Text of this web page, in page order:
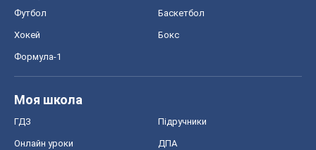
Футбол Баскетбол
Хокей Бокс
Формула-1
Моя школа
ГДЗ Підручники
Онлайн уроки ДПА